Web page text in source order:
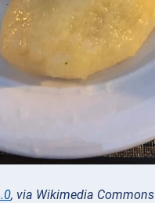
, via Wikimedia Commons